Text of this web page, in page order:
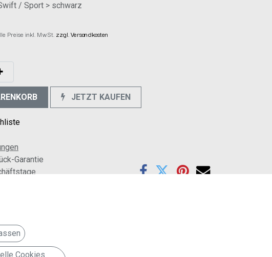
/ Sport > schwarz
Preise inkl. MwSt. zzgl. Versandkosten
JETZT KAUFEN
Garantie
Cookies